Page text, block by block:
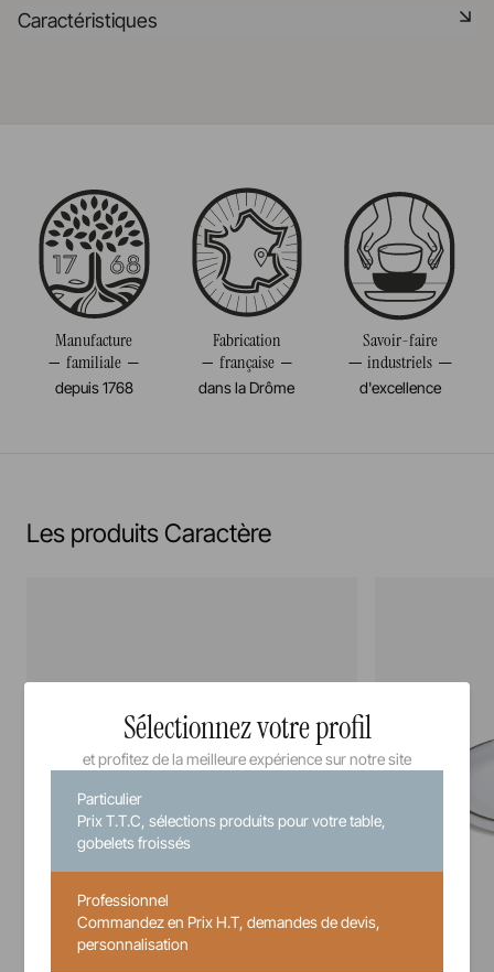
département R&D
Passe au micro-onde
Résiste au congélateur et aux chocs thermiques
(-20°c)
Pas de cuisson à la flamme, ni gaz, ni électrique
Caractéristiques
Diamètre 33CM
Poids 0,149KG
Manufacture
familiale
depuis 1768
Fabrication
française
dans la Drôme
Savoir-faire
industriels
d'excellence
Les produits Caractère
Sélectionnez votre profil
et profitez de la meilleure expérience sur notre site
Particulier
Prix T.T.C, sélections produits pour votre table,
gobelets froissés
Professionnel
Commandez en Prix H.T, demandes de devis,
personnalisation